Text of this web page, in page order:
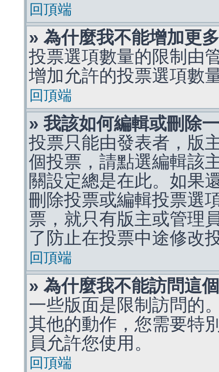
回頂端
» 為什麼我不能增加更
投票選項數量的限制由
增加允許的投票選項數
回頂端
» 我該如何編輯或刪除
投票只能由發表者，版
個投票，請點選編輯該
關設定總是在此。如果
刪除投票或編輯投票選
票，就只有版主或管理
了防止在投票中途修改
回頂端
» 為什麼我不能訪問這
一些版面是限制訪問的
其他的動作，您需要特
員允許您使用。
回頂端